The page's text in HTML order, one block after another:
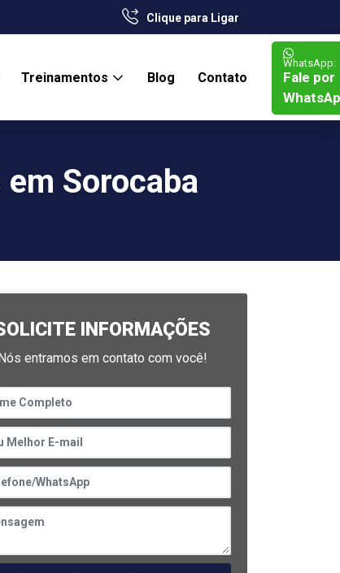
Clique para Ligar
WhatsApp:
Fale por
Treinamentos Blog Contato
Sorocaba
INFORMAÇÕES
entramos em contato com você!